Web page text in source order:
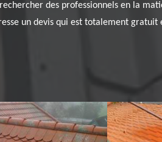
des professionnels en la
un devis qui est totalement gratuit